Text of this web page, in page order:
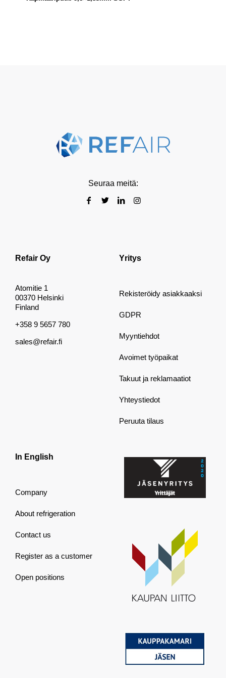
Seuraa meitä:
Refair Oy
Atomitie 1
00370 Helsinki
Finland
+358 9 5657 780
sales@refair.fi
Yritys
Rekisteröidy asiakkaaksi
GDPR
Myyntiehdot
Avoimet työpaikat
Takuut ja reklamaatiot
Yhteystiedot
Peruuta tilaus
In English
Company
About refrigeration
Contact us
Register as a customer
Open positions